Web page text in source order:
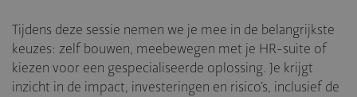
Tijdens deze sessie nemen we je mee in de belangrijkste
keuzes: zelf bouwen, meebewegen met je HR-suite of
kiezen voor een gespecialiseerde oplossing. Je krijgt
inzicht in de impact, investeringen en risico’s, inclusief de